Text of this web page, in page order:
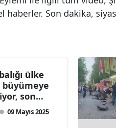
haberler. Son dakika,
ülke
son
09 Mayıs 2025